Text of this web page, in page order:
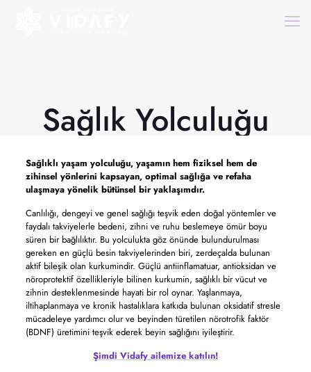
Sağlık Yolculuğu
Sağlıklı yaşam yolculuğu, yaşamın hem fiziksel hem de
zihinsel yönlerini kapsayan, optimal sağlığa ve refaha
ulaşmaya yönelik bütünsel bir yaklaşımdır.
Canlılığı, dengeyi ve genel sağlığı teşvik eden doğal yöntemler ve
faydalı takviyelerle bedeni, zihni ve ruhu beslemeye ömür boyu
süren bir bağlılıktır. Bu yolculukta göz önünde bulundurulması
gereken en güçlü besin takviyelerinden biri, zerdeçalda bulunan
aktif bileşik olan kurkumindir. Güçlü antiinflamatuar, antioksidan ve
nöroprotektif özellikleriyle bilinen kurkumin, sağlıklı bir vücut ve
zihnin desteklenmesinde hayati bir rol oynar. Yaşlanmaya,
iltihaplanmaya ve kronik hastalıklara katkıda bulunan oksidatif stresle
mücadeleye yardımcı olur ve beyinden türetilen nörotrofik faktör
(BDNF) üretimini teşvik ederek beyin sağlığını iyileştirir.
Şimdi Vidafy ailemize katılın!